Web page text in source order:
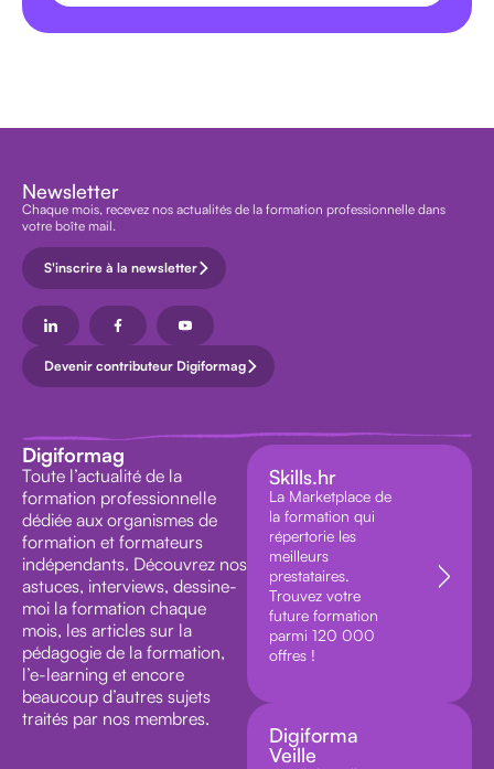
Newsletter
Chaque mois, recevez nos actualités de la formation professionnelle dans
votre boîte mail.
S'inscrire à la newsletter
Devenir contributeur Digiformag
Digiformag
Toute l’actualité de la
formation professionnelle
dédiée aux organismes de
formation et formateurs
indépendants. Découvrez nos
astuces, interviews, dessine-
moi la formation chaque
mois, les articles sur la
pédagogie de la formation,
l’e-learning et encore
beaucoup d’autres sujets
traités par nos membres.
Skills.hr
La Marketplace de
la formation qui
répertorie les
meilleurs
prestataires.
Trouvez votre
future formation
parmi 120 000
offres !
Digiforma
Veille